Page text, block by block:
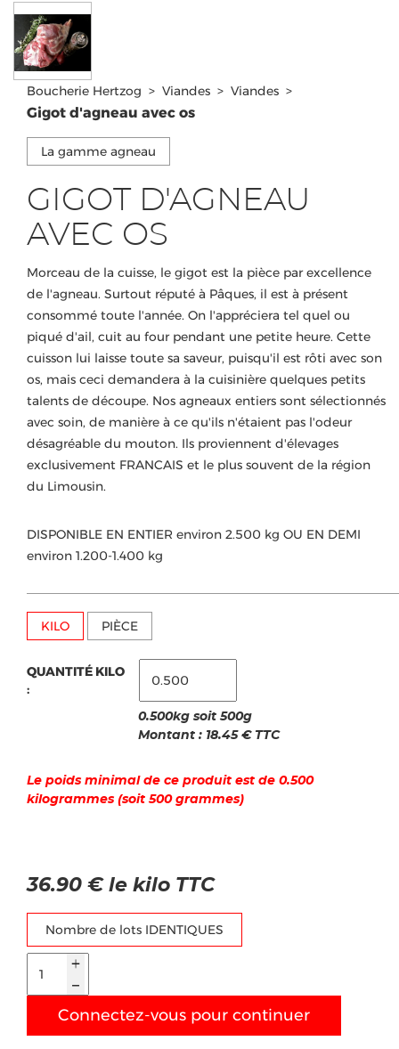
Boucherie Hertzog > Viandes > Viandes >
Gigot d'agneau avec os
La gamme agneau
GIGOT D'AGNEAU
AVEC OS
Morceau de la cuisse, le gigot est la pièce par excellence
de l'agneau. Surtout réputé à Pâques, il est à présent
consommé toute l'année. On l'appréciera tel quel ou
piqué d'ail, cuit au four pendant une petite heure. Cette
cuisson lui laisse toute sa saveur, puisqu'il est rôti avec son
os, mais ceci demandera à la cuisinière quelques petits
talents de découpe. Nos agneaux entiers sont sélectionnés
avec soin, de manière à ce qu'ils n'étaient pas l'odeur
désagréable du mouton. Ils proviennent d'élevages
exclusivement FRANCAIS et le plus souvent de la région
du Limousin.
DISPONIBLE EN ENTIER environ 2.500 kg OU EN DEMI
environ 1.200-1.400 kg
KILO PIÈCE
QUANTITÉ KILO
:
0.500kg soit 500g
Montant : 18.45€ TTC
Le poids minimal de ce produit est de 0.500
kilogrammes (soit 500 grammes)
36.90 € le kilo TTC
Nombre de lots IDENTIQUES
Connectez-vous pour continuer